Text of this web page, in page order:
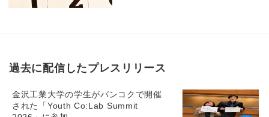
過去に配信したプレスリリース
金沢工業大学の学生がバンコクで開催
された「Youth Co:Lab Summit